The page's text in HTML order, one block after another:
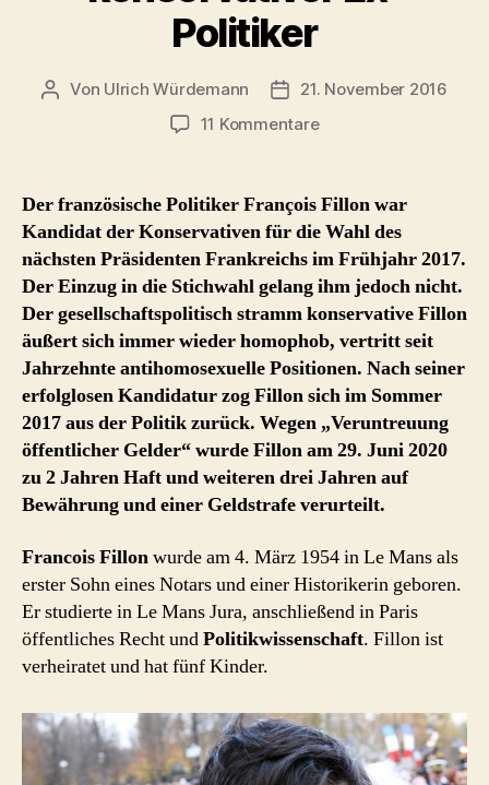
Politiker
Beitragsautor
Von Ulrich Würdemann Beitragsdatum
21. November 2016
11 Kommentarezu
–
konservativer
Ex-
Politiker
Der französische Politiker François Fillon war
Kandidat der Konservativen für die Wahl des
nächsten Präsidenten Frankreichs im Frühjahr 2017.
Der Einzug in die Stichwahl gelang ihm jedoch nicht.
Der gesellschaftspolitisch stramm konservative Fillon
äußert sich immer wieder homophob, vertritt seit
Jahrzehnte antihomosexuelle Positionen. Nach seiner
erfolglosen Kandidatur zog Fillon sich im Sommer
2017 aus der Politik zurück. Wegen „Veruntreuung
öffentlicher Gelder“ wurde Fillon am 29. Juni 2020
zu 2 Jahren Haft und weiteren drei Jahren auf
Bewährung und einer Geldstrafe verurteilt.
Francois Fillonwurde am 4. März 1954 in Le Mans als
erster Sohn eines Notars und einer Historikerin geboren.
Er studierte in Le Mans Jura, anschließend in Paris
öffentliches Recht undPolitikwissenschaft. Fillon ist
verheiratet und hat fünf Kinder.